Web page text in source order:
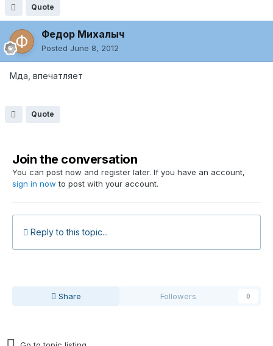
Quote
Федор Михалыч
Posted June 8, 2012
Мда, впечатляет
Quote
Join the conversation
You can post now and register later. If you have an account,
sign in now to post with your account.
Reply to this topic...
Share Followers 0